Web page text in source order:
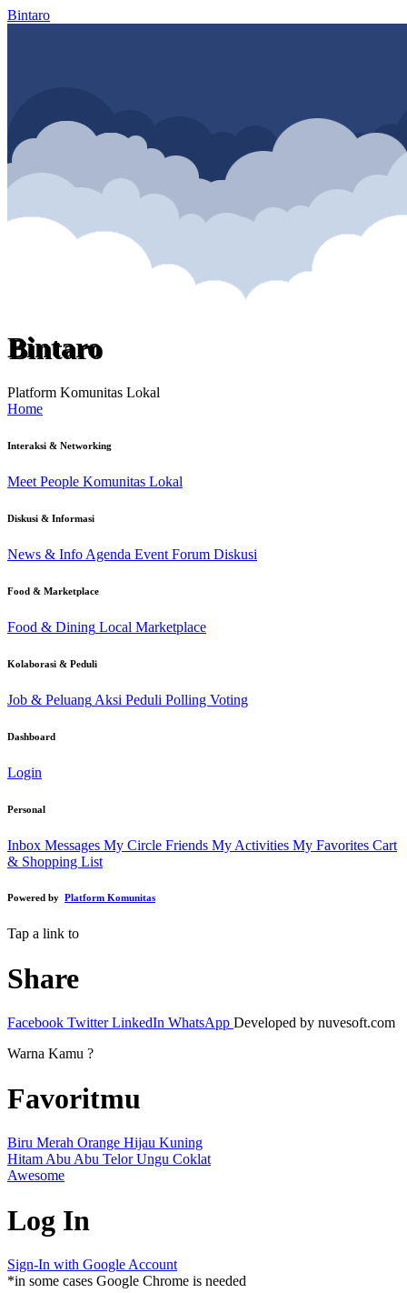
Bintaro
Bintaro
Platform Komunitas Lokal
Home
Interaksi & Networking
Meet People Komunitas Lokal
Diskusi & Informasi
News & Info Agenda Event Forum Diskusi
Food & Marketplace
Food & Dining Local Marketplace
Kolaborasi & Peduli
Job & Peluang Aksi Peduli Polling Voting
Dashboard
Login
Personal
Inbox Messages My Circle Friends My Activities My Favorites Cart
& Shopping List
Powered by Platform Komunitas
Tap a link to
Share
Facebook Twitter LinkedIn WhatsApp Developed by nuvesoft.com
Warna Kamu ?
Favoritmu
Biru Merah Orange Hijau Kuning
Hitam Abu Abu Telor Ungu Coklat
Awesome
Log In
Sign-In with Google Account
*in some cases Google Chrome is needed